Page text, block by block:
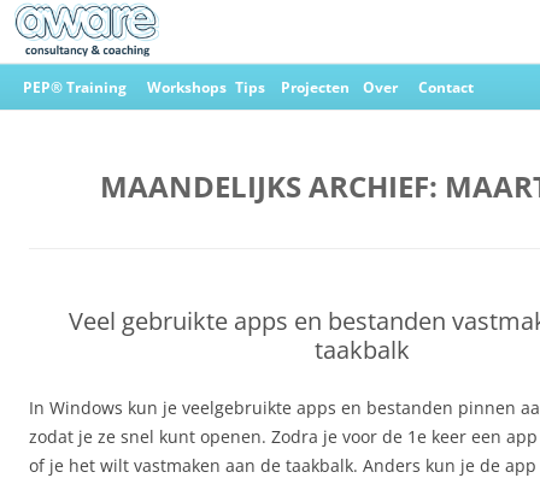
Ga
naar
PEP® Training Workshops Tips Projecten Over Contact
MAANDELIJKS ARCHIEF:
Veel gebruikte apps en bestanden
taakbalk
In Windows kun je veelgebruikte apps en bestanden pinnen
zodat je ze snel kunt openen. Zodra je voor de 1e keer een
of je het wilt vastmaken aan de taakbalk. Anders kun je de